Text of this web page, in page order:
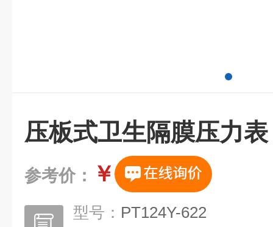
压板式卫生隔膜压力表
参考价： ￥
型号： PT124Y-622